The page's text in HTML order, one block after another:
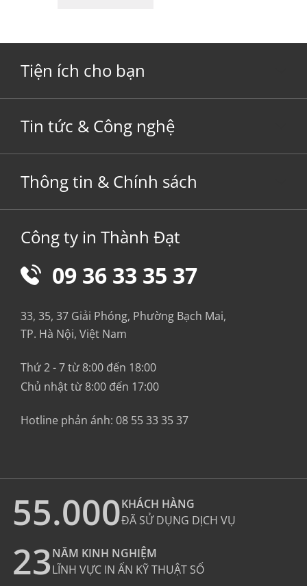
Tiện ích cho bạn
Tin tức & Công nghệ
Thông tin & Chính sách
Công ty in Thành Đạt
09 36 33 35 37
33, 35, 37 Giải Phóng, Phường Bạch Mai,
TP. Hà Nội, Việt Nam
Thứ 2 - 7 từ 8:00 đến 18:00
Chủ nhật từ 8:00 đến 17:00
Hotline phản ánh: 08 55 33 35 37
55.000KHÁCH HÀNG
ĐÃ SỬ DỤNG DỊCH VỤ
23NĂM KINH NGHIỆM
LĨNH VỰC IN ẤN KỸ THUẬT SỐ